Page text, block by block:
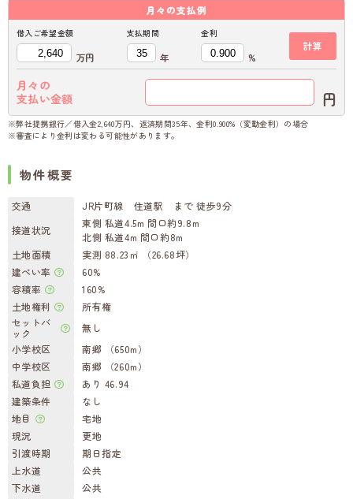
月々の支払例
借入ご希望金額
万円
支払期間
年
金利
%
計算
月々の
支払い金額
円
※弊社提携銀行／借入金2,640万円、返済期間35年、金利0.900%（変動金利）の場合
※審査により金利は変わる可能性があります。
物件概要
交通
JR片町線 住道駅 まで 徒歩9分
接道状況
東側 私道4.5m 間口約9.8m
北側 私道4m 間口約8m
土地面積
実測 88.23㎡ （26.68坪）
建ぺい率
60%
容積率
160%
土地権利
所有権
セットバ
ック
無し
小学校区
南郷 （650m）
中学校区
南郷 （260m）
私道負担
あり 46.94
建築条件
なし
地目
宅地
現況
更地
引渡時期
期日指定
上水道
公共
下水道
公共